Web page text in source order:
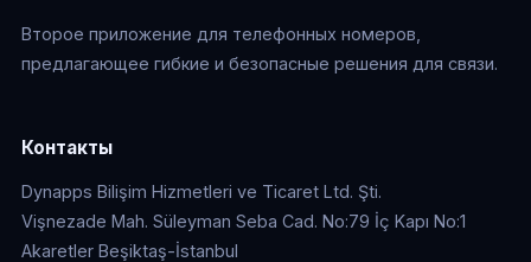
Второе приложение для телефонных номеров,
предлагающее гибкие и безопасные решения для связи.
Контакты
Dynapps Bilişim Hizmetleri ve Ticaret Ltd. Şti.
Vişnezade Mah. Süleyman Seba Cad. No:79 İç Kapı No:1
Akaretler Beşiktaş-İstanbul